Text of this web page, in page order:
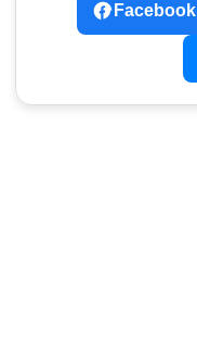
Facebook